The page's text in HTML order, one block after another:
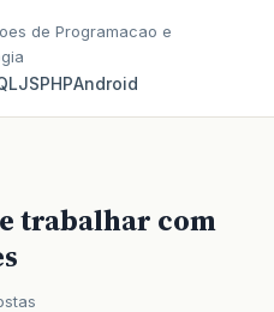
de Programacao e
JSPHPAndroid
trabalhar com